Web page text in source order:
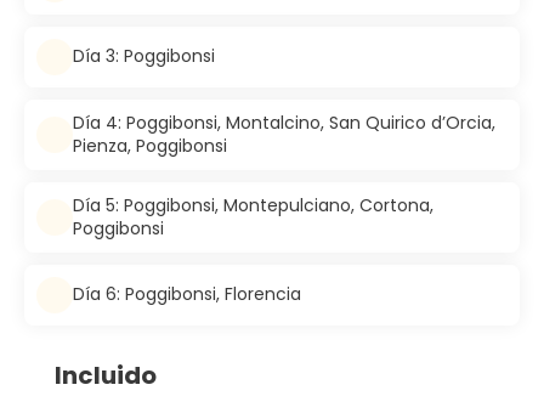
Día 3: Poggibonsi
Día 4: Poggibonsi, Montalcino, San Quirico d’Orcia,
Pienza, Poggibonsi
Día 5: Poggibonsi, Montepulciano, Cortona,
Poggibonsi
Día 6: Poggibonsi, Florencia
Incluido